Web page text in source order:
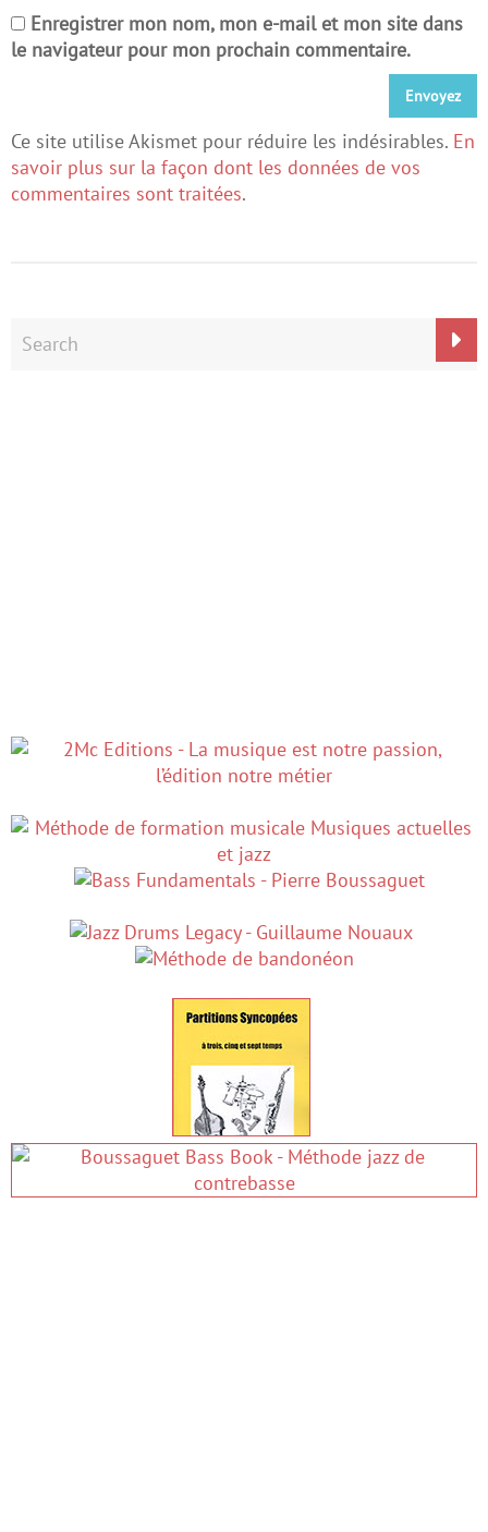
Enregistrer mon nom, mon e-mail et mon site dans
le navigateur pour mon prochain commentaire.
Ce site utilise Akismet pour réduire les indésirables. En
savoir plus sur la façon dont les données de vos
commentaires sont traitées.